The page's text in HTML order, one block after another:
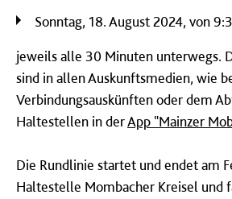
Sonntag, 18. August 2024, von
jeweils alle 30 Minuten unterwegs.
sind in allen Auskunftsmedien, wie
Verbindungsauskünften oder dem
Haltestellen in derApp "Mainzer
Die Rundlinie startet und endet am
Haltestelle Mombacher Kreisel und